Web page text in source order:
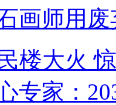
画师用
楼大火
专家：